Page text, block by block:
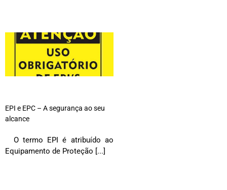
EPI e EPC – A segurança ao seu
alcance
O termo EPI é atribuído ao
Equipamento de Proteção [...]